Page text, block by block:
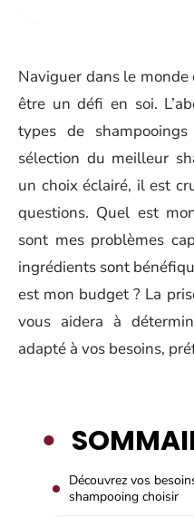
Naviguer dans le
être un défi en soi.
types de
sélection du meilleur
un choix éclairé, il est
questions. Quel est
sont mes problèmes
ingrédients sont
est mon budget ? La
vous aidera à
adapté à vos besoins,
Découvrez vos
shampooing choisir